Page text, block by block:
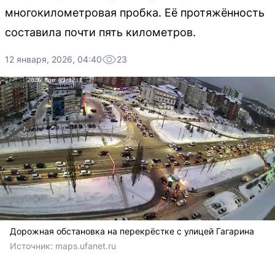
многокилометровая пробка. Её протяжённость
составила почти пять километров.
12 января, 2026, 04:40 23
Дорожная обстановка на перекрёстке с улицей Гагарина
Источник: maps.ufanet.ru